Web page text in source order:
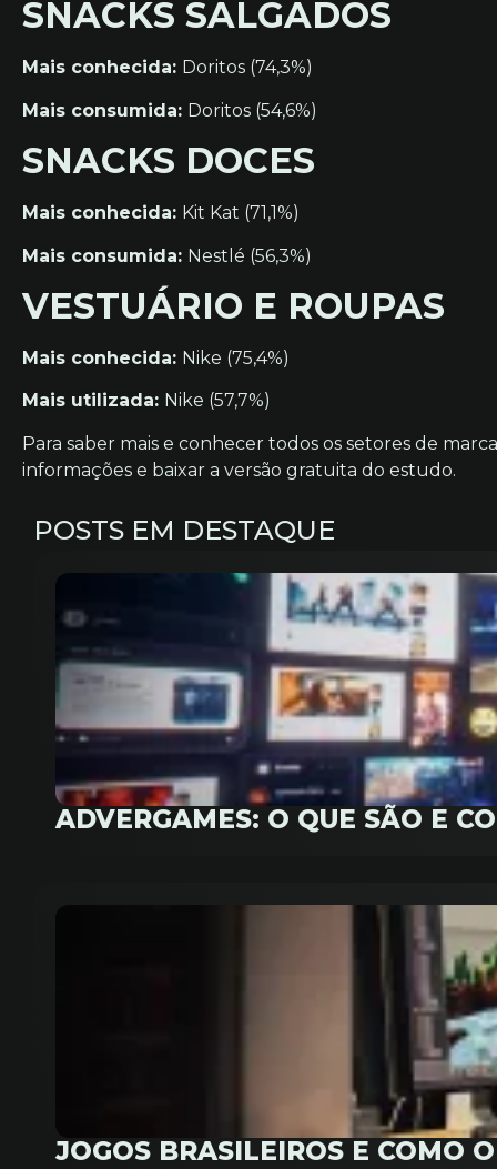
SNACKS SALGADOS
Mais conhecida: Doritos (74,3%)
Mais consumida: Doritos (54,6%)
SNACKS DOCES
Mais conhecida: Kit Kat (71,1%)
Mais consumida: Nestlé (56,3%)
VESTUÁRIO E ROUPAS
Mais conhecida: Nike (75,4%)
Mais utilizada: Nike (57,7%)
Para saber mais e conhecer todos os setores de
informações e baixar a versão gratuita do estudo.
POSTS EM DESTAQUE
ADVERGAMES: O QUE SÃO E
JOGOS BRASILEIROS E COMO